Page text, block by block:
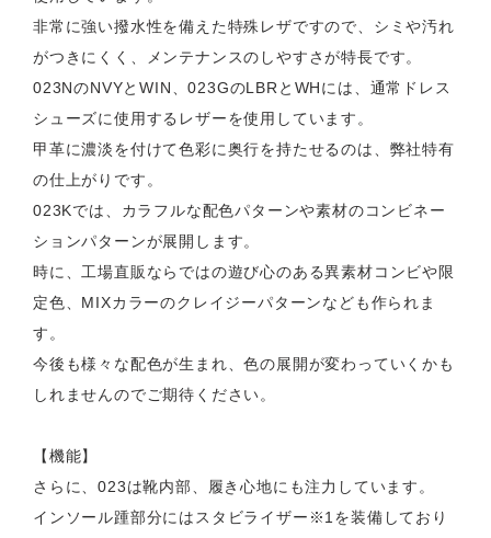
非常に強い撥水性を備えた特殊レザですので、シミや汚れ
がつきにくく、メンテナンスのしやすさが特長です。
023NのNVYとWIN、023GのLBRとWHには、通常ドレス
シューズに使用するレザーを使用しています。
甲革に濃淡を付けて色彩に奥行を持たせるのは、弊社特有
の仕上がりです。
023Kでは、カラフルな配色パターンや素材のコンビネー
ションパターンが展開します。
時に、工場直販ならではの遊び心のある異素材コンビや限
定色、MIXカラーのクレイジーパターンなども作られま
す。
今後も様々な配色が生まれ、色の展開が変わっていくかも
しれませんのでご期待ください。
【機能】
さらに、023は靴内部、履き心地にも注力しています。
インソール踵部分にはスタビライザー※1を装備しており